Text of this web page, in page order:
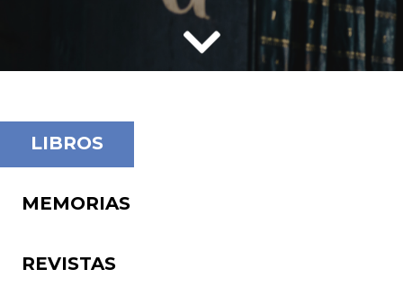
LIBROS
MEMORIAS
REVISTAS